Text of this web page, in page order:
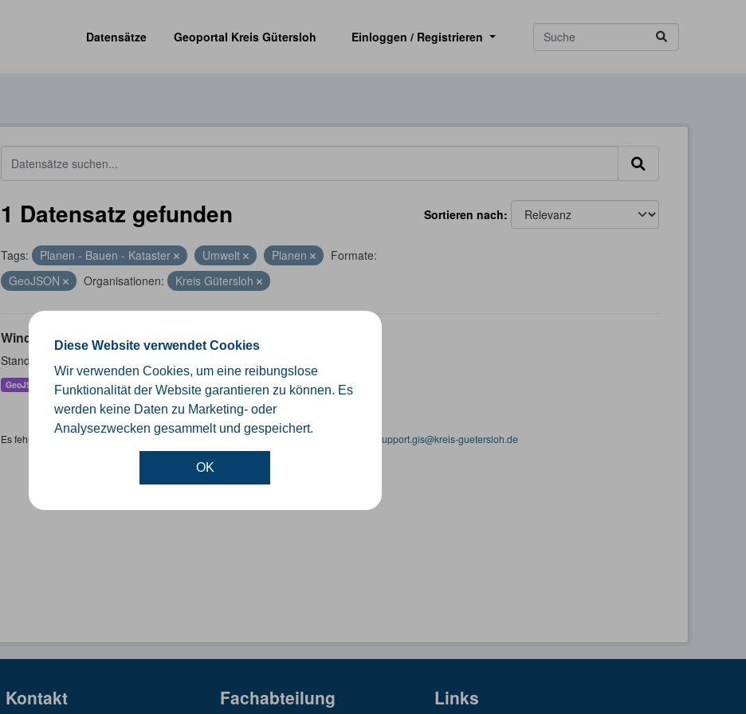
Diese Website verwendet Cookies
Wir verwenden Cookies, um eine reibungslose
Funktionalität der Website garantieren zu können. Es
werden keine Daten zu Marketing- oder
Analysezwecken gesammelt und gespeichert.
OK
Datensätze
Geoportal Kreis Gütersloh Einloggen / Registrieren
Sortieren nach
1 Datensatz gefunden
Tags: Planen - Bauen - Kataster Umwelt Planen
Formate:
GeoJSON
Organisationen: Kreis Gütersloh
Windenergieanlagen
Standorte der Windenergieanlagen im Kreis Gütersloh
GeoJSON KML SHP
Es fehlen spezifische Datensätze? Wenden Sie sich bitte an einen Administrator unter: support.gis@kreis-guetersloh.de
Kontakt Fachabteilung Links